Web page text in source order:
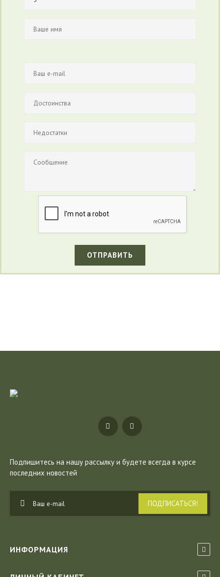
ОТПРАВИТЬ
Подпишитесь на нашу рассылку и будете всегда в курсе
последних новостей
ПОДПИСАТЬСЯ!
ИНФОРМАЦИЯ